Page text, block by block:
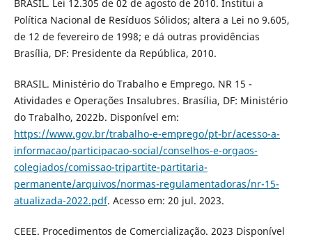
BRASIL. Lei 12.305 de 02 de agosto de 2010. Institui a
Política Nacional de Resíduos Sólidos; altera a Lei no 9.605,
de 12 de fevereiro de 1998; e dá outras providências
Brasília, DF: Presidente da República, 2010.
BRASIL. Ministério do Trabalho e Emprego. NR 15 -
Atividades e Operações Insalubres. Brasília, DF: Ministério
do Trabalho, 2022b. Disponível em:
https://www.gov.br/trabalho-e-emprego/pt-br/acesso-a-
informacao/participacao-social/conselhos-e-orgaos-
colegiados/comissao-tripartite-partitaria-
permanente/arquivos/normas-regulamentadoras/nr-15-
atualizada-2022.pdf. Acesso em: 20 jul. 2023.
CEEE. Procedimentos de Comercialização. 2023 Disponível